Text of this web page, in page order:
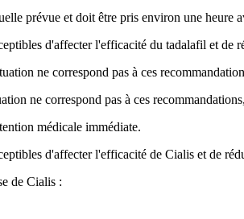
prévue et doit être pris environ une
d'affecter l'efficacité du tadalafil et de
ne correspond pas à ces
ne correspond pas à ces
médicale immédiate.
d'affecter l'efficacité de Cialis et de
de Cialis :